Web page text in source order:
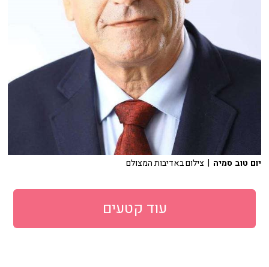
יום טוב סמיה | צילום באדיבות המצולם
עוד קטעים